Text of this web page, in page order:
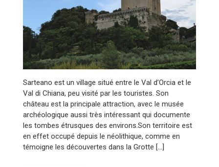
Sarteano est un village situé entre le Val d’Orcia et le
Val di Chiana, peu visité par les touristes. Son
château est la principale attraction, avec le musée
archéologique aussi très intéressant qui documente
les tombes étrusques des environs.Son territoire est
en effet occupé depuis le néolithique, comme en
témoigne les découvertes dans la Grotte […]